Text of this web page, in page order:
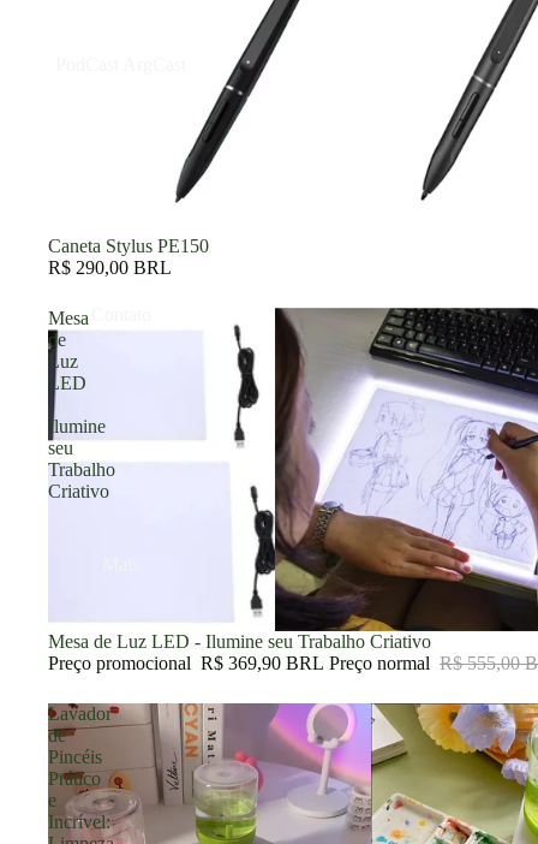
Caneta Stylus PE150
R$ 290,00 BRL
Mesa
de
Luz
LED
-
Ilumine
seu
Trabalho
Criativo
Promoção
Mesa de Luz LED - Ilumine seu Trabalho Criativo
Preço promocional R$ 369,90 BRL Preço normal R$ 555,00
Lavador
de
Pincéis
Prático
e
Incrível: